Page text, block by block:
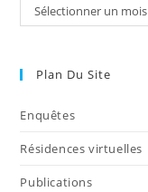
Sélectionner un mois
Plan Du Site
Enquêtes
Résidences virtuelles
Publications